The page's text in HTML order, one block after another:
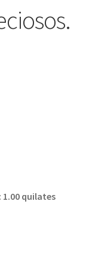
: 1.00 quilates